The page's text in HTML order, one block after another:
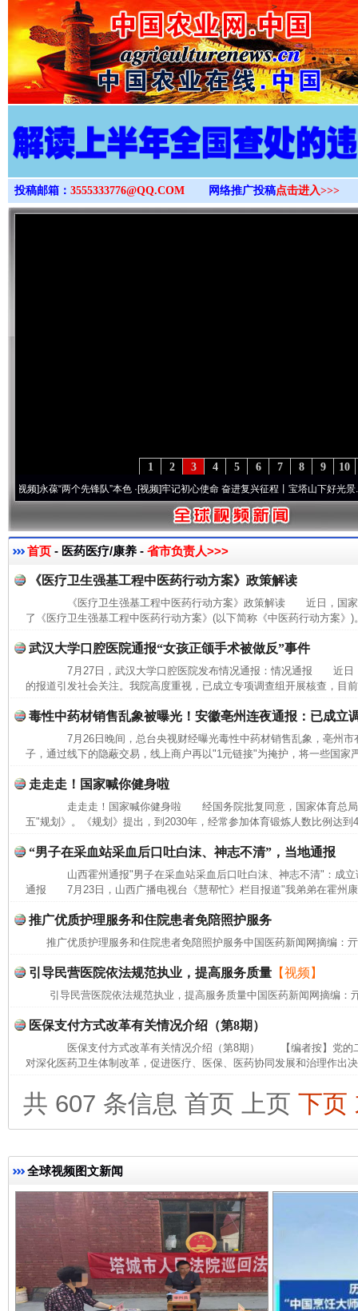
>
投稿邮箱： 3555333776@QQ.COM 网络推广投稿点击进入>>>
10
9
8
7
6
5
4
3
2
1
永葆“两个先锋队”本色·[视频]牢记初心使命 奋进复兴征程丨宝塔山下好光景..·[视频]
首页 - 医药医疗/康养 - 省市负责人>>>
《医疗卫生强基工程中医药行动方案》政策解读
《医疗卫生强基工程中医药行动方案》政策解读 近日，国家
了《医疗卫生强基工程中医药行动方案》(以下简称《中医药行动方案》
武汉大学口腔医院通报“女孩正颌手术被做反”事件
7月27日，武汉大学口腔医院发布情况通报：情况通报 近日
的报道引发社会关注。我院高度重视，已成立专项调查组开展核查，目
毒性中药材销售乱象被曝光！安徽亳州连夜通报：已成立
7月26日晚间，总台央视财经曝光毒性中药材销售乱象，亳州市
子，通过线下的隐蔽交易，线上商户再以"1元链接"为掩护，将一些国家
走走走！国家喊你健身啦
走走走！国家喊你健身啦 经国务院批复同意，国家体育总局
五"规划》。《规划》提出，到2030年，经常参加体育锻炼人数比例
“男子在采血站采血后口吐白沫、神志不清”，当地通报
山西霍州通报"男子在采血站采血后口吐白沫、神志不清"：成
通报 7月23日，山西广播电视台《慧帮忙》栏目报道"我弟弟在霍州
推广优质护理服务和住院患者免陪照护服务
推广优质护理服务和住院患者免陪照护服务中国医药新闻网摘编：
引导民营医院依法规范执业，提高服务质量 【视频】
引导民营医院依法规范执业，提高服务质量中国医药新闻网摘编：
医保支付方式改革有关情况介绍（第8期）
医保支付方式改革有关情况介绍（第8期） 【编者按】党的二
对深化医药卫生体制改革，促进医疗、医保、医药协同发展和治理作出
共 607 条信息 首页 上页 下页
全球视频图文新闻
完善运行机制助力责任有效落实